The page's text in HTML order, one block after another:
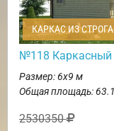
КАРКАС ИЗ
№118 Каркасный
Размер: 6х9 м
Общая площадь: 63.1
2530350